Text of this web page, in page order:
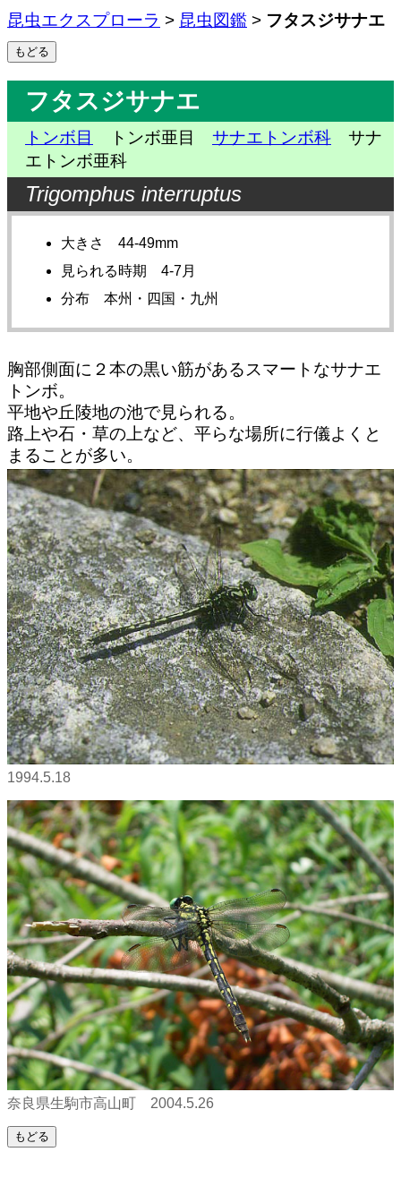
昆虫エクスプローラ > 昆虫図鑑 > フタスジサナエ
フタスジサナエ
トンボ目 トンボ亜目 サナエトンボ科 サナ
エトンボ亜科
Trigomphus interruptus
大きさ 44-49mm
見られる時期 4-7月
分布 本州・四国・九州
胸部側面に２本の黒い筋があるスマートなサナエ
トンボ。
平地や丘陵地の池で見られる。
路上や石・草の上など、平らな場所に行儀よくと
まることが多い。
1994.5.18
奈良県生駒市高山町 2004.5.26